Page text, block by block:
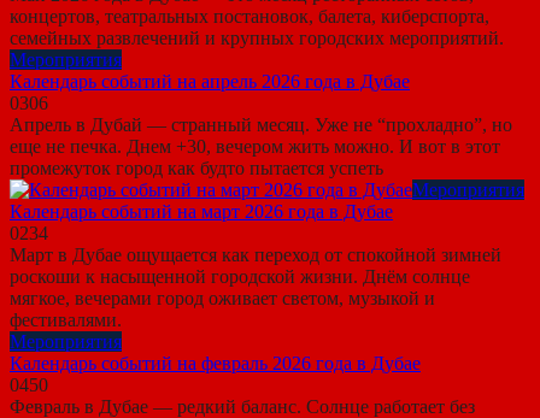
концертов, театральных постановок, балета, киберспорта,
семейных развлечений и крупных городских мероприятий.
Мероприятия
Календарь событий на апрель 2026 года в Дубае
0306
Апрель в Дубай — странный месяц. Уже не “прохладно”, но
еще не печка. Днем +30, вечером жить можно. И вот в этот
промежуток город как будто пытается успеть
Мероприятия
Календарь событий на март 2026 года в Дубае
0234
Март в Дубае ощущается как переход от спокойной зимней
роскоши к насыщенной городской жизни. Днём солнце
мягкое, вечерами город оживает светом, музыкой и
фестивалями.
Мероприятия
Календарь событий на февраль 2026 года в Дубае
0450
Февраль в Дубае — редкий баланс. Солнце работает без